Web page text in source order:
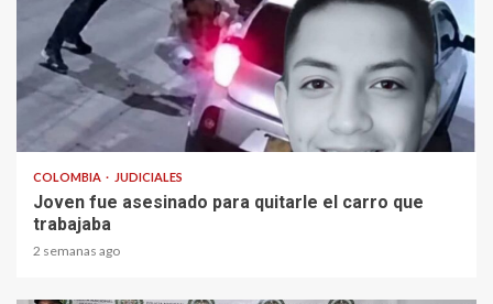
2 min read
COLOMBIA JUDICIALES
Joven fue asesinado para quitarle el carro que
trabajaba
2 semanas ago